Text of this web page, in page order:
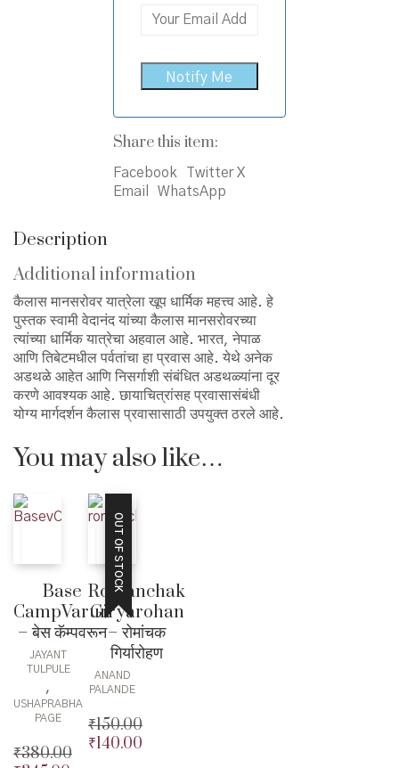
Share this item:
Facebook
Twitter X
Email
WhatsApp
Description
Additional information
कैलास मानसरोवर यात्रेला खूप धार्मिक महत्त्व आहे. हे
पुस्तक स्वामी वेदानंद यांच्या कैलास मानसरोवरच्या
त्यांच्या धार्मिक यात्रेचा अहवाल आहे. भारत, नेपाळ
आणि तिबेटमधील पर्वतांचा हा प्रवास आहे. येथे अनेक
अडथळे आहेत आणि निसर्गाशी संबंधित अडथळ्यांना दूर
करणे आवश्यक आहे. छायाचित्रांसह प्रवासासंबंधी
योग्य मार्गदर्शन कैलास प्रवासासाठी उपयुक्त ठरले आहे.
You may also like…
Base
CampVarun
– बेस कॅम्पवरून
JAYANT
TULPULE
,
USHAPRABHA
PAGE
₹380.00
OUT OF STOCK
Romanchak
Giryarohan
– रोमांचक
गिर्यारोहण
ANAND
PALANDE
₹150.00
Original
₹140.00